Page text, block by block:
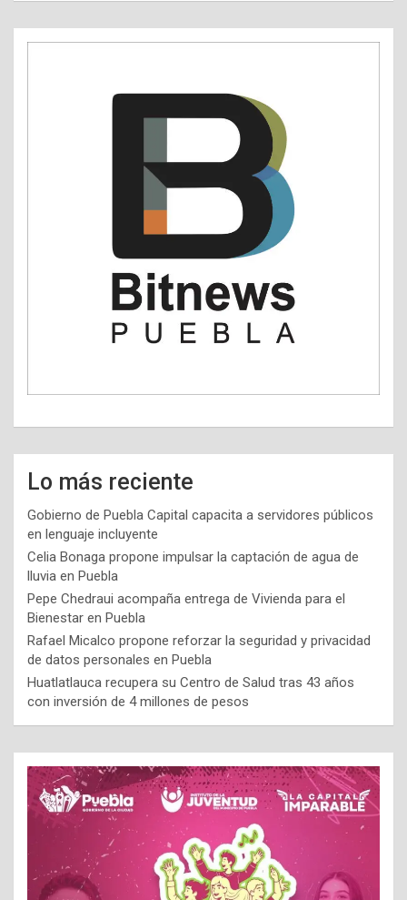
Lo más reciente
Gobierno de Puebla Capital capacita a servidores públicos
en lenguaje incluyente
Celia Bonaga propone impulsar la captación de agua de
lluvia en Puebla
Pepe Chedraui acompaña entrega de Vivienda para el
Bienestar en Puebla
Rafael Micalco propone reforzar la seguridad y privacidad
de datos personales en Puebla
Huatlatlauca recupera su Centro de Salud tras 43 años
con inversión de 4 millones de pesos